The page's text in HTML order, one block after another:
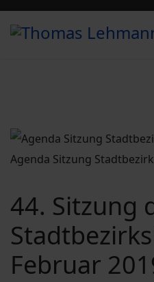
Agenda Sitzung
44. Sitzung
Februar